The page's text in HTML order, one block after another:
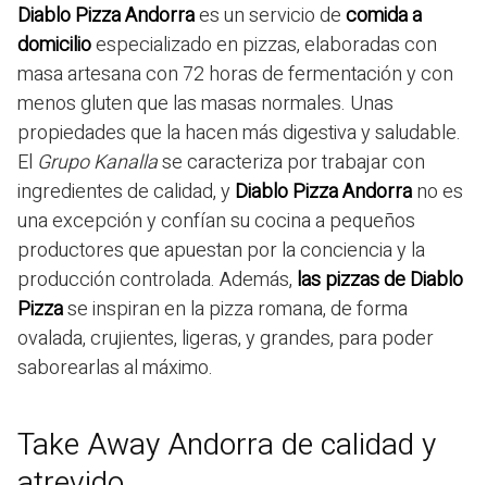
Diablo Pizza Andorraes un servicio decomida a
domicilioespecializado en pizzas, elaboradas con
masa artesana con 72 horas de fermentación y con
menos gluten que las masas normales. Unas
propiedades que la hacen más digestiva y saludable.
El Grupo Kanallase caracteriza por trabajar con
ingredientes de calidad, yDiablo Pizza Andorrano es
una excepción y confían su cocina a pequeños
productores que apuestan por la conciencia y la
producción controlada. Además, las pizzas de Diablo
Pizzase inspiran en la pizza romana, de forma
ovalada, crujientes, ligeras, y grandes, para poder
saborearlas al máximo.
Take Away Andorra de calidad y